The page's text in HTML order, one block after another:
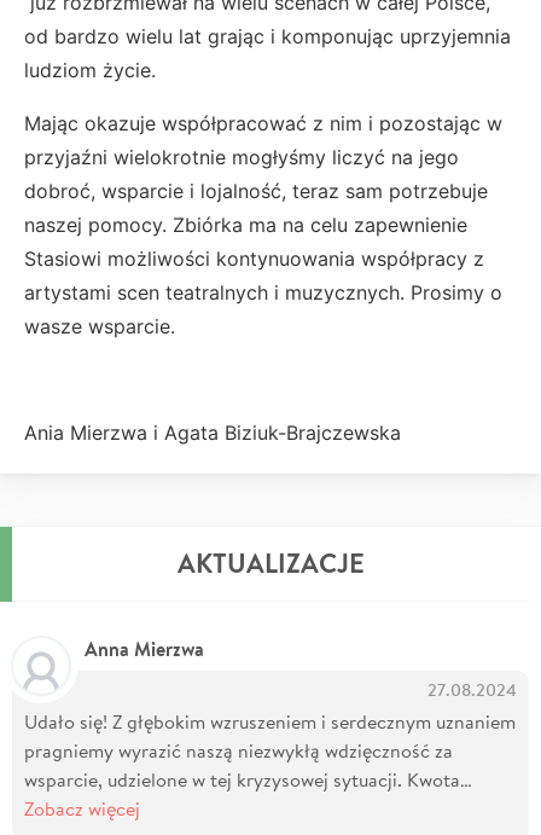
od bardzo wielu lat grając i komponując uprzyjemnia
ludziom życie.
Mając okazuje współpracować z nim i pozostając w
przyjaźni wielokrotnie mogłyśmy liczyć na jego
dobroć, wsparcie i lojalność, teraz sam potrzebuje
naszej pomocy. Zbiórka ma na celu zapewnienie
Stasiowi możliwości kontynuowania współpracy z
artystami scen teatralnych i muzycznych. Prosimy o
wasze wsparcie.
Ania Mierzwa i Agata Biziuk-Brajczewska
AKTUALIZACJE
Anna Mierzwa
27.08.2024
Udało się! Z głębokim wzruszeniem i serdecznym uznaniem
pragniemy wyrazić naszą niezwykłą wdzięczność za
wsparcie, udzielone w tej kryzysowej sytuacji. Kwota…
Zobacz więcej